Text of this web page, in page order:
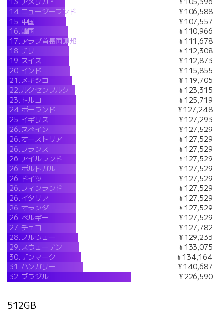
13. アメリカ
¥ 105,396
14.ニュージーランド
¥ 106,588
15. 中国
¥ 107,557
16.韓国
¥ 110,966
17. アラブ首長国連邦
¥ 111,678
18.チリ
¥ 112,308
19. スイス
¥ 112,873
20. インド
¥ 115,855
21. メキシコ
¥ 119,705
22.ルクセンブルク
¥ 123,315
23. トルコ
¥ 125,719
24.ポーランド
¥ 127,248
25. イギリス
¥ 127,293
26. スペイン
¥ 127,529
26.オーストリア
¥ 127,529
26. フランス
¥ 127,529
26. アイルランド
¥ 127,529
26. ポルトガル
¥ 127,529
26. ドイツ
¥ 127,529
26. フィンランド
¥ 127,529
26. イタリア
¥ 127,529
26.オランダ
¥ 127,529
26.ベルギー
¥ 127,529
27.チェコ
¥ 127,782
28. ノルウェー
¥ 129,233
29. スウェーデン
¥ 133,075
30.デンマーク
¥ 134,164
31. ハンガリー
¥ 140,687
32. ブラジル ¥ 226,590
512GB